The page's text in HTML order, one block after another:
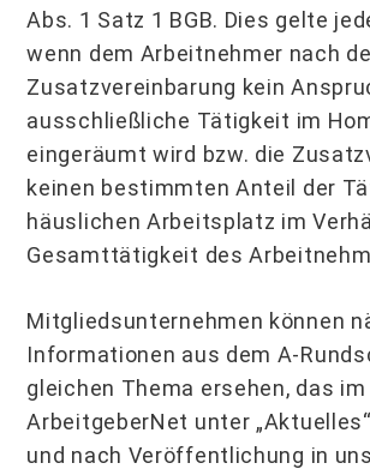
Abs. 1 Satz 1 BGB. Dies gelte
wenn dem Arbeitnehmer nach
Zusatzvereinbarung kein
ausschließliche Tätigkeit im
eingeräumt wird bzw. die
keinen bestimmten Anteil der
häuslichen Arbeitsplatz im
Gesamttätigkeit des
Mitgliedsunternehmen können
Informationen aus dem A-
gleichen Thema ersehen, das im
ArbeitgeberNet unter
und nach Veröffentlichung in